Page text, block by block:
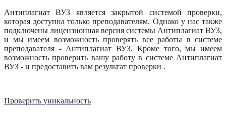
Антиплагиат ВУЗ является закрытой системой проверки,
которая доступна только преподавателям. Однако у нас также
подключены лицензионная версия системы Антиплагиат ВУЗ,
и мы имеем возможность проверять все работы в системе
преподавателя - Антиплагиат ВУЗ. Кроме того, мы имеем
возможность проверить вашу работу в системе Антиплагиат
ВУЗ - и предоставить вам результат проверки .
Проверить уникальность